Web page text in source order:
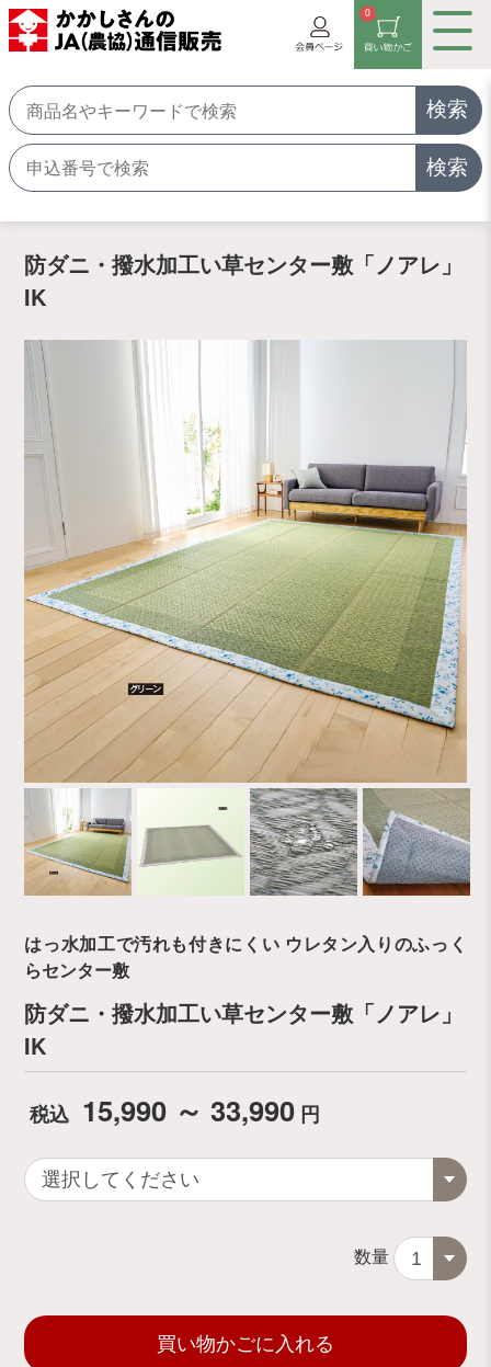
検索
検索
0
防ダニ・撥水加工い草センター敷「ノアレ」
IK
はっ水加工で汚れも付きにくい ウレタン入りのふっく
らセンター敷
防ダニ・撥水加工い草センター敷「ノアレ」
IK
税込 15,990 ～ 33,990 円
数量
買い物かごに入れる